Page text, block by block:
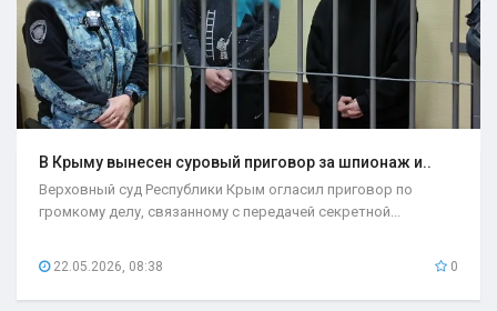
В Крыму вынесен суровый приговор за шпионаж и..
Верховный суд Республики Крым огласил приговор по
громкому делу, связанному с передачей секретной...
22.05.2026, 08:38 0